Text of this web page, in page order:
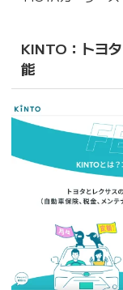
KINTO：トヨ
能